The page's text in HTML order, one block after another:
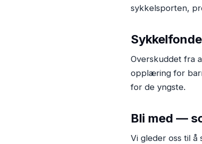
sykkelsporten,
Overskuddet fra
opplæring for
for de yngste.
Bli med —
Vi gleder oss til å